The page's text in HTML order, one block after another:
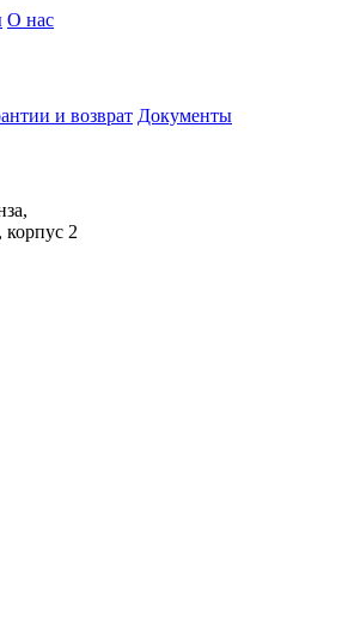
О нас
и возврат Документы
корпус 2